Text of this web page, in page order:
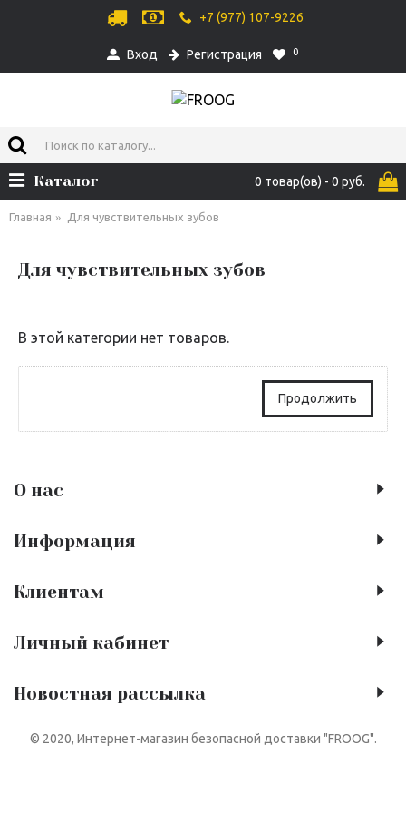
+7 (977) 107-9226
Вход Регистрация 0
0 товар(ов) - 0 руб.
Каталог
Главная Для чувствительных зубов
Для чувствительных зубов
В этой категории нет товаров.
Продолжить
О нас
Информация
Клиентам
Личный кабинет
Новостная рассылка
© 2020, Интернет-магазин безопасной доставки "FROOG".